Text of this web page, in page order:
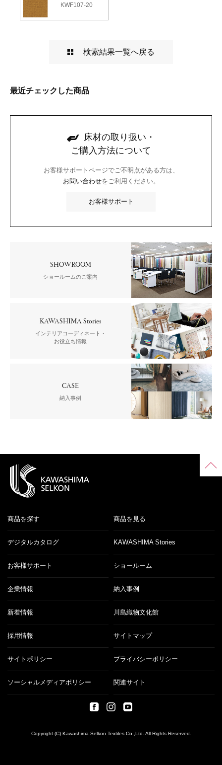
KWF107-20
検索結果一覧へ戻る
最近チェックした商品
床材の取り扱い・
ご購入方法について
お客様サポートページでご不明点がある方は、
お問い合わせをご利用ください。
お客様サポート
SHOWROOM
ショールームのご案内
KAWASHIMA Stories
インテリアコーディネート・
お役立ち情報
CASE
納入事例
商品を探す 商品を見る
デジタルカタログ KAWASHIMA Stories
お客様サポート ショールーム
企業情報 納入事例
新着情報 川島織物文化館
採用情報 サイトマップ
サイトポリシー プライバシーポリシー
ソーシャルメディアポリシー 関連サイト
Copyright (C) Kawashima Selkon Textiles Co.,Ltd. All Rights Reserved.